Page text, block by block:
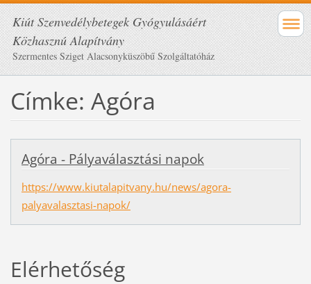
Kiút Szenvedélybetegek Gyógyulásáért
Közhasznú Alapítvány
Szermentes Sziget Alacsonyküszöbű Szolgáltatóház
Címke: Agóra
Agóra - Pályaválasztási napok
https://www.kiutalapitvany.hu/news/agora-
palyavalasztasi-napok/
Elérhetőség